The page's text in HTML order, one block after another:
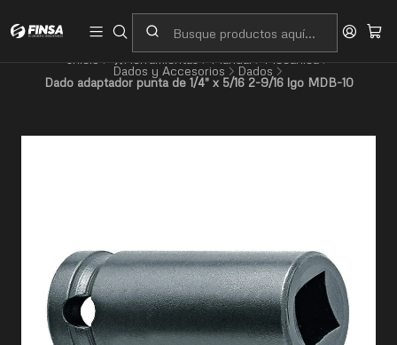
Dados y Accesorios Dados
Dado adaptador punta de 1/4" x 5/16 2-9/16 lgo MDB-10